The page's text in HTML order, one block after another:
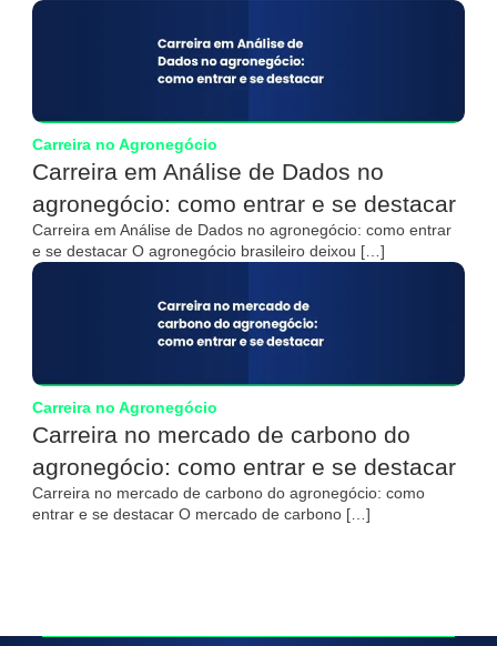
Carreira no Agronegócio
Carreira em Análise de Dados no
agronegócio: como entrar e se destacar
Carreira em Análise de Dados no agronegócio: como entrar
e se destacar O agronegócio brasileiro deixou […]
Carreira no Agronegócio
Carreira no mercado de carbono do
agronegócio: como entrar e se destacar
Carreira no mercado de carbono do agronegócio: como
entrar e se destacar O mercado de carbono […]